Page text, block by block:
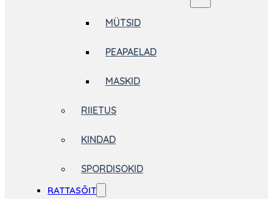
MÜTSID
PEAPAELAD
MASKID
RIIETUS
KINDAD
SPORDISOKID
RATTASÕIT